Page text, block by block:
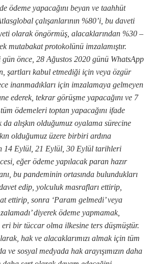
ödeme yapacağını beyan ve taahhüt
çalışanlarının %80’i, bu daveti
olarak öngörmüş, alacaklarından %30 –
mutabakat protokolünü imzalamıştır.
önce, 28 Ağustos 2020 günü WhatsApp
şartları kabul etmediği için veya özgür
inanmadıkları için imzalamaya gelmeyen
ederek, tekrar görüşme yapacağını ve 7
ödemeleri toptan yapacağını ifade
da alışkın olduğumuz oyalama sürecine
olduğumuz üzere birbiri ardına
14 Eylül, 21 Eylül, 30 Eylül tarihleri
eğer ödeme yapılacak paran hazır
bu pandeminin ortasında bulundukları
edip, yolculuk masrafları ettirip,
ettirip, sonra ‘Param gelmedi’ veya
diyerek ödeme yapmamak,
bir tüccar olma ilkesine ters düşmüştür.
hak ve alacaklarımızı almak için tüm
ve sosyal medyada hak arayışımızın daha